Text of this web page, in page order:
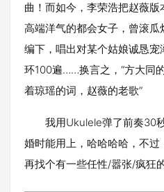
曲！而如今，李荣浩把赵薇
高端洋气的都会女子，曾滚瓜
编下，唱出对某个姑娘诚恳
环100遍……换言之，“方大同
着琼瑶的词，赵薇的老歌”
我用Ukulele弹了前奏30
婚时能用上，哈哈哈哈，不过
再找个有一些任性/嚣张/疯狂